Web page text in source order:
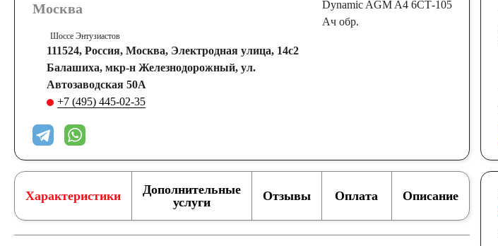
Москва
Шоссе Энтузиастов
111524, Россия, Москва, Электродная улица, 14с2
Балашиха, мкр-н Железнодорожный, ул.
Автозаводская 50А
+7 (495) 445-02-35
Характеристики
Дополнительные
услуги
Отзывы Оплата Описание